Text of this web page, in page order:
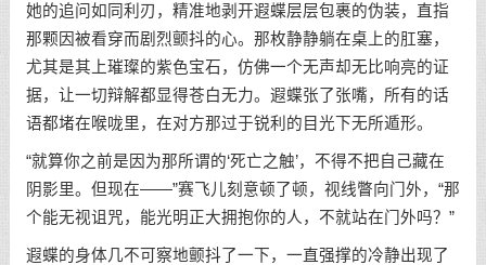
她的追问如同利刃，精准地剥开遐蝶层层包裹的伪装，直指
那颗因被看穿而剧烈颤抖的心。那枚静静躺在桌上的肛塞，
尤其是其上璀璨的紫色宝石，仿佛一个无声却无比响亮的证
据，让一切辩解都显得苍白无力。遐蝶张了张嘴，所有的话
语都堵在喉咙里，在对方那过于锐利的目光下无所遁形。
“就算你之前是因为那所谓的‘死亡之触’，不得不把自己藏在
阴影里。但现在——”赛飞儿刻意顿了顿，视线瞥向门外，“那
个能无视诅咒，能光明正大拥抱你的人，不就站在门外吗？”
遐蝶的身体几不可察地颤抖了一下，一直强撑的冷静出现了